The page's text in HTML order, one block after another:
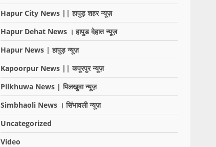
Hapur City News || हापुड़ शहर न्यूज़
Hapur Dehat News । हापुड देहात न्यूज़
Hapur News | हापुड़ न्यूज़
Kapoorpur News || कपूरपुर न्यूज़
Pilkhuwa News | पिलखुवा न्यूज़
Simbhaoli News । सिंभावली न्यूज़
Uncategorized
Video